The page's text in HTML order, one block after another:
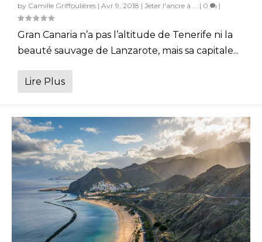
by Camille Griffoulières | Avr 9, 2018 | Jeter l'ancre à ... | 0 |
Gran Canaria n’a pas l’altitude de Tenerife ni la
beauté sauvage de Lanzarote, mais sa capitale...
Lire Plus